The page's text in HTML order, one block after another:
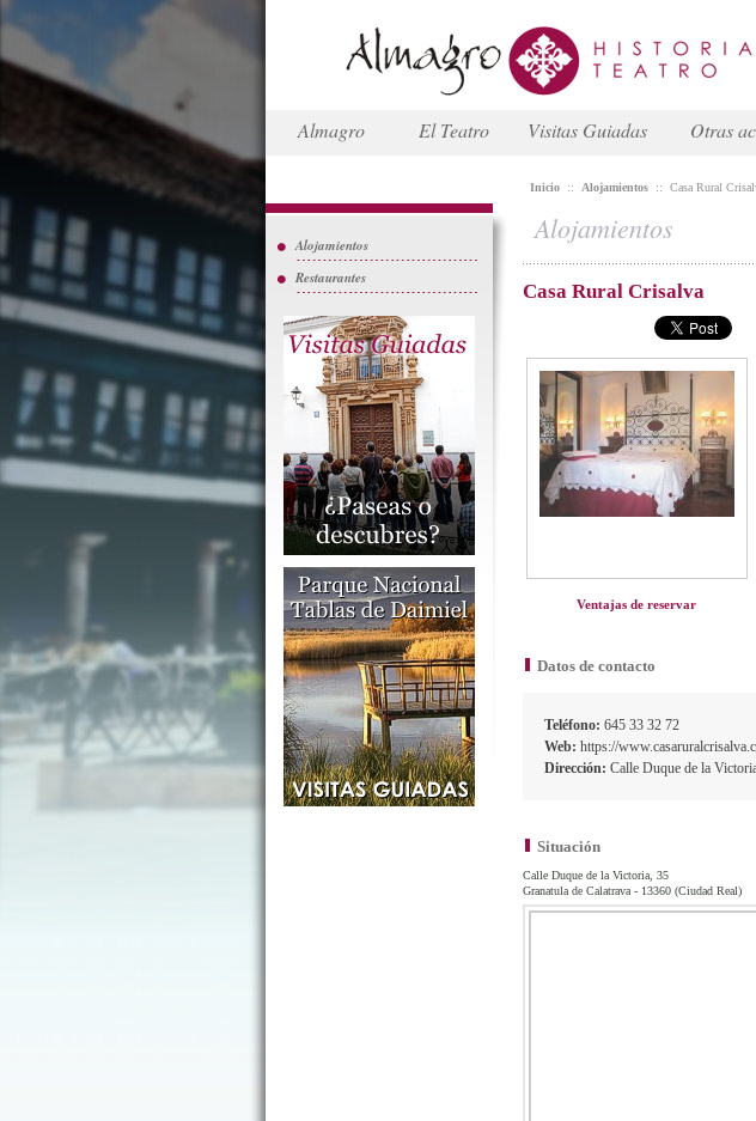
Almagro El Teatro Visitas Guiadas Otras
Alojamientos
Restaurantes
Inicio :: Alojamientos :: Casa Rural
Alojamientos
Casa Rural Crisalva
Ventajas de reservar
Datos de contacto
Teléfono: 645 33 32 72
Web: https://
Dirección: Calle Duque de la
Situación
Calle Duque de la Victoria, 35
Granatula de Calatrava - 13360 (Ciudad Real)